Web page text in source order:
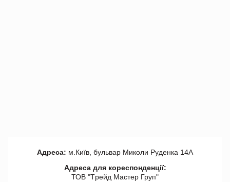
Адреса: м.Київ, бульвар Миколи Руденка 14А
Адреса для кореспонденції:
ТОВ "Tрейд Мастер Груп"